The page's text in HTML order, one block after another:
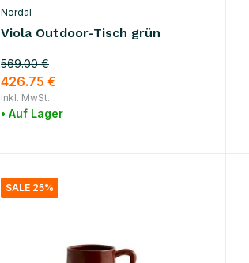
Nordal
Viola Outdoor-Tisch grün
569.00 €
426.75 €
Inkl. MwSt.
• Auf Lager
SALE 25%